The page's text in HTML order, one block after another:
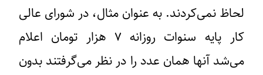
لحاظ نمی‌کردند. به عنوان مثال، در شورای عالی
کار پایه سنوات روزانه ۷ هزار تومان اعلام
می‌شد آنها همان عدد را در نظر می‌گرفتند بدون